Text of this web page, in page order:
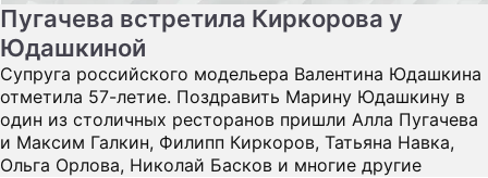
Пугачева встретила Киркорова у
Юдашкиной
Супруга российского модельера Валентина Юдашкина
отметила 57-летие. Поздравить Марину Юдашкину в
один из столичных ресторанов пришли Алла Пугачева
и Максим Галкин, Филипп Киркоров, Татьяна Навка,
Ольга Орлова, Николай Басков и многие другие